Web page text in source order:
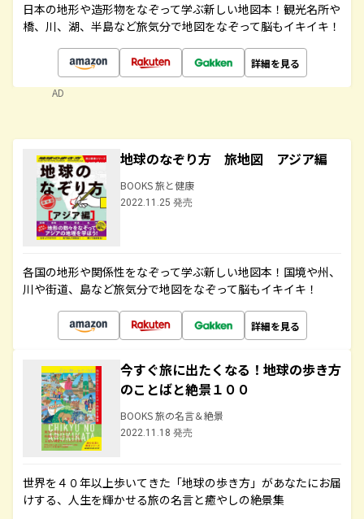
日本の地形や造形物をなぞって学ぶ新しい地図本！観光名所や
橋、川、湖、半島など旅気分で地図をなぞって脳もイキイキ！
詳細を見る
AD
地球のなぞり方 旅地図 アジア編
BOOKS 旅と健康
2022.11.25 発売
各国の地形や関係性をなぞって学ぶ新しい地図本！国境や州、
川や街道、島など旅気分で地図をなぞって脳もイキイキ！
詳細を見る
今すぐ旅に出たくなる！地球の歩き方
のことばと絶景１００
BOOKS 旅の名言＆絶景
2022.11.18 発売
世界を４０年以上歩いてきた「地球の歩き方」があなたにお届
けする、人生を輝かせる旅の名言と癒やしの絶景集